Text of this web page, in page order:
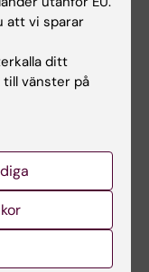
grounded
role of the
och handledare
och samtidigt
till
Cheung, med
tillsammans
att vi sparar
ditt
till vänster på